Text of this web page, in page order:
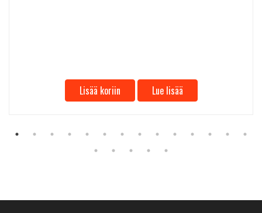
Lisää koriin Lue lisää